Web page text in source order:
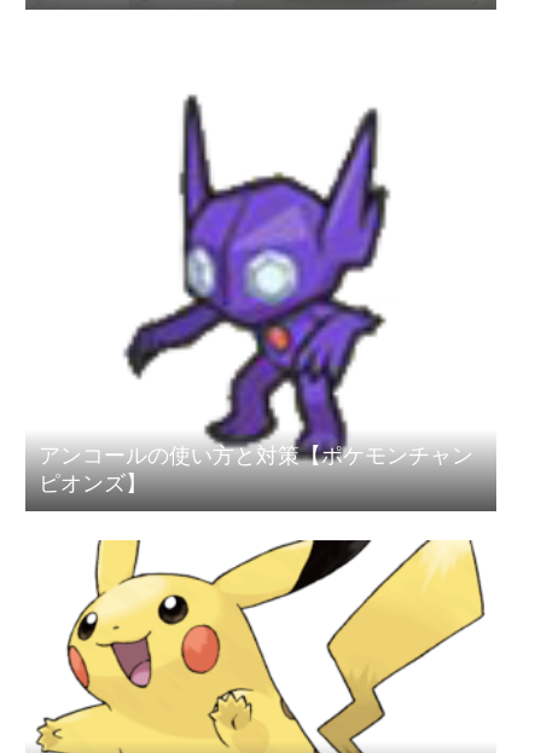
アンコールの使い方と対策【ポケモンチャン
ピオンズ】